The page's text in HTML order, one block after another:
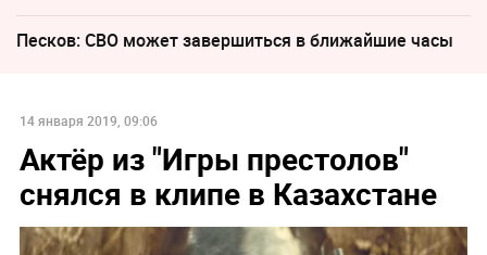
Песков: СВО может завершиться в ближайшие часы
14 января 2019, 09:06
Актёр из "Игры престолов"
снялся в клипе в Казахстане